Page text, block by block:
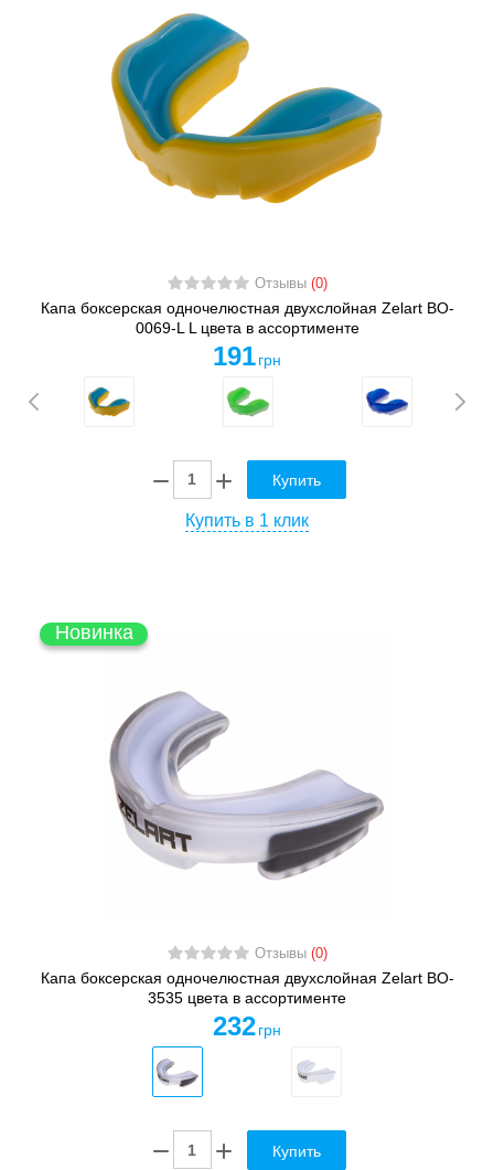
Отзывы (0)
Капа боксерская одночелюстная двухслойная Zelart BO-
0069-L L цвета в ассортименте
191 грн
Купить
Купить в 1 клик
Новинка
Отзывы (0)
Капа боксерская одночелюстная двухслойная Zelart BO-
3535 цвета в ассортименте
232 грн
Купить